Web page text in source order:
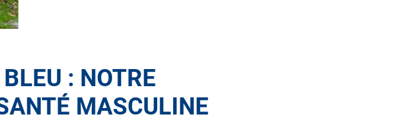
: NOTRE
MASCULINE